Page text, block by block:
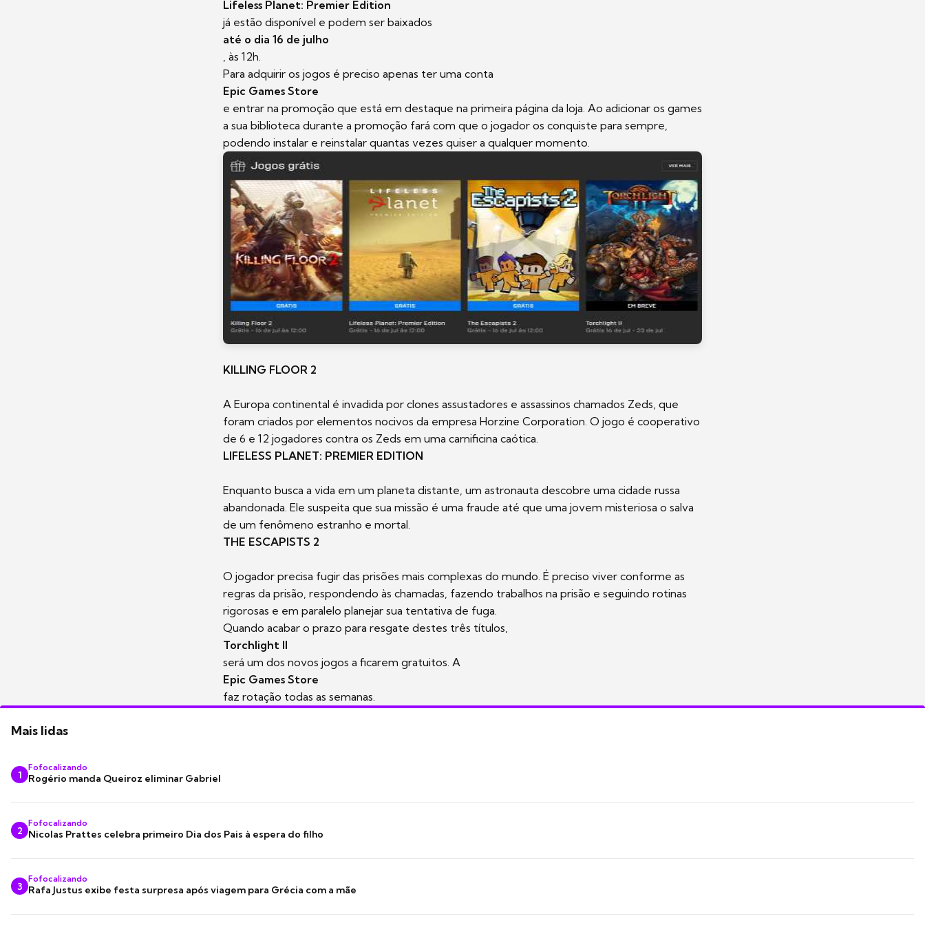
Lifeless Planet: Premier Edition
já estão disponível e podem ser baixados
até o dia 16 de julho
, às 12h.
Para adquirir os jogos é preciso apenas ter uma conta
Epic Games Store
e entrar na promoção que está em destaque na primeira página da loja. Ao adicionar os games
a sua biblioteca durante a promoção fará com que o jogador os conquiste para sempre,
podendo instalar e reinstalar quantas vezes quiser a qualquer momento.
KILLING FLOOR 2
A Europa continental é invadida por clones assustadores e assassinos chamados Zeds, que
foram criados por elementos nocivos da empresa Horzine Corporation. O jogo é cooperativo
de 6 e 12 jogadores contra os Zeds em uma carnificina caótica.
LIFELESS PLANET: PREMIER EDITION
Enquanto busca a vida em um planeta distante, um astronauta descobre uma cidade russa
abandonada. Ele suspeita que sua missão é uma fraude até que uma jovem misteriosa o salva
de um fenômeno estranho e mortal.
THE ESCAPISTS 2
O jogador precisa fugir das prisões mais complexas do mundo. É preciso viver conforme as
regras da prisão, respondendo às chamadas, fazendo trabalhos na prisão e seguindo rotinas
rigorosas e em paralelo planejar sua tentativa de fuga.
Quando acabar o prazo para resgate destes três títulos,
Torchlight II
será um dos novos jogos a ficarem gratuitos. A
Epic Games Store
faz rotação todas as semanas.
Mais lidas
1
Fofocalizando
Rogério manda Queiroz eliminar Gabriel
2
Fofocalizando
Nicolas Prattes celebra primeiro Dia dos Pais à espera do filho
3
Fofocalizando
Rafa Justus exibe festa surpresa após viagem para Grécia com a mãe